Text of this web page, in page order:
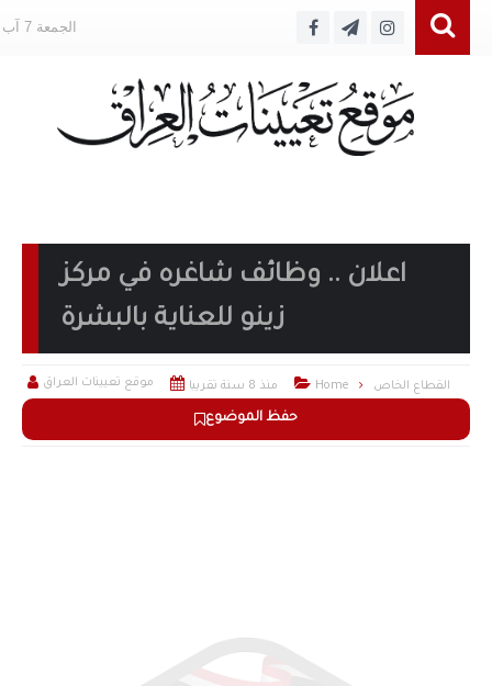
الجمعة 7 آب 2026
اعلان .. وظائف شاغره في مركز
زينو للعناية بالبشرة
حفظ الموضوع
 موقع تعيينات العراق  منذ 8 سنة تقريبا  Home القطاع الخاص